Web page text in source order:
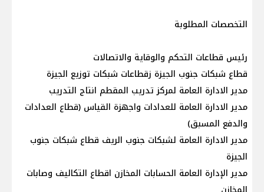
التخصصات المطلوبة
رئيس قطاعات التحكم والوقاية والاتصالات
قطاع شبكات جنوب الجيزة زقطاعات شبكات توزيع الجيزة
مدير الادارة العامة لمركز تدريب المقطم انتاج التدريب
مدير الادارة العامة للعدادات واجهزة القياس (قطاع العدادات
والدفع المسبق)
مدير الادارة العامة لشبكات جنوب الريف قطاع شبكات جنوب
الجيزة
مدير الإدارة العامة الحسابات المخازن اقطاع التكاليف وصابات